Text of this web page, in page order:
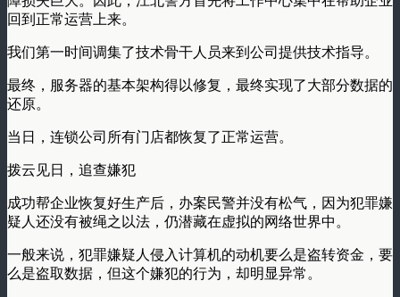
回到正常运营上来。
我们第一时间调集了技术骨干人员来到公司提供技术指导。
最终，服务器的基本架构得以修复，最终实现了大部分数据的
还原。
当日，连锁公司所有门店都恢复了正常运营。
拨云见日，追查嫌犯
成功帮企业恢复好生产后，办案民警并没有松气，因为犯罪嫌
疑人还没有被绳之以法，仍潜藏在虚拟的网络世界中。
一般来说，犯罪嫌疑人侵入计算机的动机要么是盗转资金，要
么是盗取数据，但这个嫌犯的行为，却明显异常。